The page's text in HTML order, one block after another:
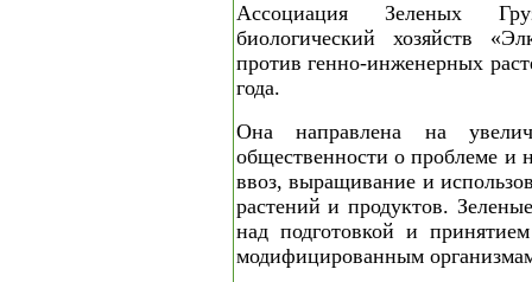
Ассоциация Зеленых
биологический хозяйств
против генно-инженерных
года.
Она направлена на
общественности о проблеме и
ввоз, выращивание и
растений и продуктов.
над подготовкой и
модифицированным